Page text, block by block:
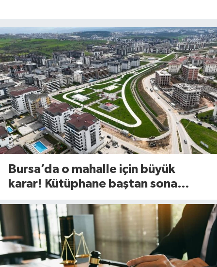
Bursa’da o mahalle için büyük
karar! Kütüphane baştan sona